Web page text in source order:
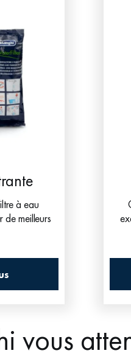
à eau
meilleurs
vous